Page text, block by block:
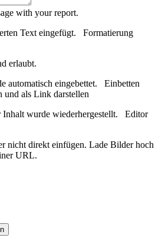
with your report.
Text eingefügt. Formatierung
erlaubt.
automatisch eingebettet. Einbetten
und als Link darstellen
Inhalt wurde wiederhergestellt. Editor
nicht direkt einfügen. Lade Bilder hoch
URL.